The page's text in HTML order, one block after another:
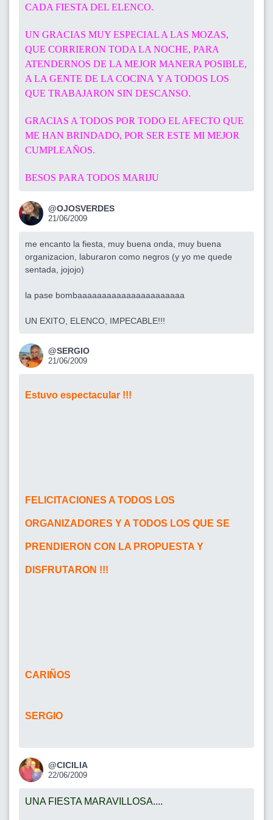
CADA FIESTA DEL ELENCO.
UN GRACIAS MUY ESPECIAL A LAS MOZAS,
QUE CORRIERON TODA LA NOCHE, PARA
ATENDERNOS DE LA MEJOR MANERA POSIBLE,
A LA GENTE DE LA COCINA Y A TODOS LOS
QUE TRABAJARON SIN DESCANSO.
GRACIAS A TODOS POR TODO EL AFECTO QUE
ME HAN BRINDADO, POR SER ESTE MI MEJOR
CUMPLEAÑOS.
BESOS PARA TODOS MARIJU
@OJOSVERDES
21/06/2009
me encanto la fiesta, muy buena onda, muy buena
organizacion, laburaron como negros (y yo me quede
sentada, jojojo)
la pase bombaaaaaaaaaaaaaaaaaaaaaa
UN EXITO, ELENCO, IMPECABLE!!!
@SERGIO
21/06/2009
Estuvo espectacular !!!
FELICITACIONES A TODOS LOS
ORGANIZADORES Y A TODOS LOS QUE SE
PRENDIERON CON LA PROPUESTA Y
DISFRUTARON !!!
CARIÑOS
SERGIO
@CICILIA
22/06/2009
UNA FIESTA MARAVILLOSA....